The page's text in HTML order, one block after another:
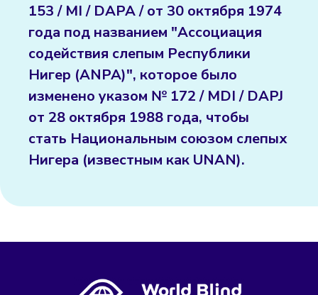
153 / MI / DAPA / от 30 октября 1974
года под названием "Ассоциация
содействия слепым Республики
Нигер (ANPA)", которое было
изменено указом № 172 / MDI / DAPJ
от 28 октября 1988 года, чтобы
стать Национальным союзом слепых
Нигера (известным как UNAN).